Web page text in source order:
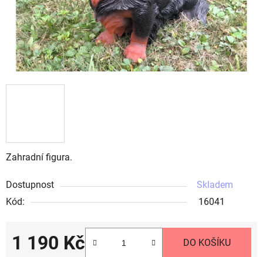
Zahradní figura.
Dostupnost
Skladem
Kód:
16041
1 190 Kč DO KOŠÍKU